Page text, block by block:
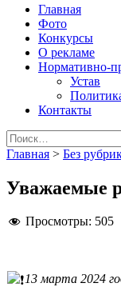
Народная трибуна
Калининская
Главная
Фото
Конкурсы
О рекламе
Нормативно-
Устав
Контакты
Найти:
Главная > Без
Уважаемые
Просмотры: 505
13 марта 2024